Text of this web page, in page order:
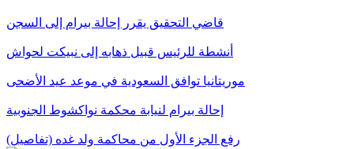
قاضي التحقيق يقرر إحالة بيرام إلى السجن
أنشطة للرئيس قبيل ذهابه إلى نبيكت لحواش
موريتانيا توافق السعودية في موعد عيد الأضحى
إحالة بيرام لنيابة محكمة نواكشوط الجنوبية
رفع الجزء الأول من محاكمة ولد غده (تفاصيل)